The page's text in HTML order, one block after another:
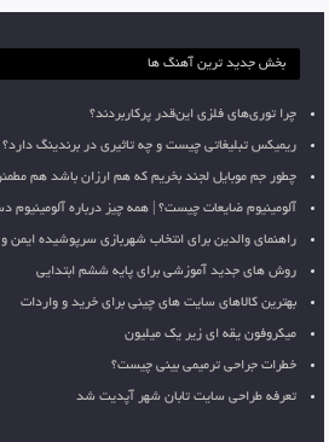
بخش جدید ترین آهنگ ها
چرا توری‌های فلزی این‌قدر پرکاربردند؟
ریمیکس تبلیغاتی چیست و چه تاثیری در برندینگ دارد؟
چطور جم موبایل لجند بخریم که هم ارزان باشد هم
آلومینیوم ضایعات چیست؟ | همه چیز درباره
راهنمای والدین برای انتخاب شهربازی سرپوشیده ایمن
روش های جدید آموزشی برای پایه ششم ابتدایی
بهترین کالاهای سایت های چینی برای خرید و واردات
میکروفون یقه ای زیر یک میلیون
خطرات جراحی ترمیمی بینی چیست؟
تعرفه طراحی سایت تابان شهر آپدیت شد